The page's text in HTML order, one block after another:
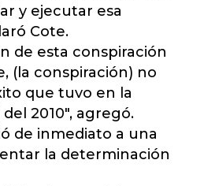
y ejecutar esa
Cote.
de esta conspiración
(la conspiración) no
que tuvo en la
2010", agregó.
de inmediato a una
la determinación